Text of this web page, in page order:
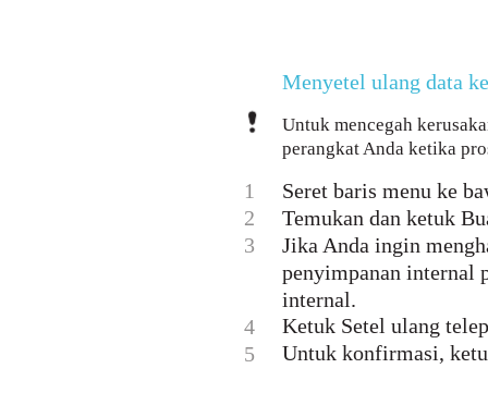
Menyetel ulang data
Untuk mencegah
perangkat Anda ketika
1
Seret baris menu ke
2
Temukan dan ketuk
3
Jika Anda ingin
penyimpanan internal
internal.
4
Ketuk Setel ulang
5
Untuk konfirmasi,